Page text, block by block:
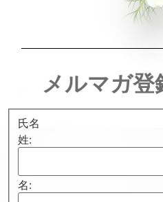
メルマガ登
氏名
姓:
名: